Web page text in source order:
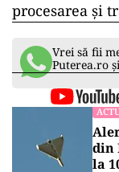
procesarea şi
Vrei să fii
Puterea.ro
din
la